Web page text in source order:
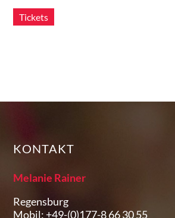
Tickets
KONTAKT
Melanie Rainer
Regensburg
Mobil: +49-(0)177-8 66 30 55